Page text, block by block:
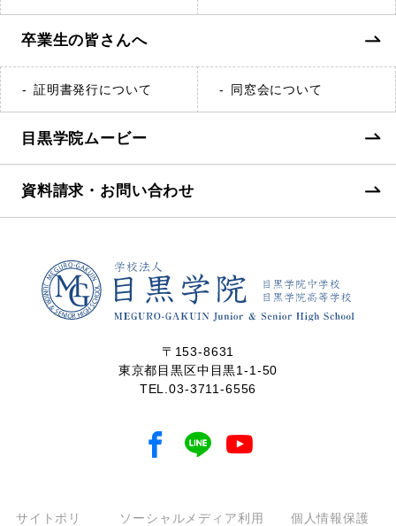
卒業生の皆さんへ
証明書発行について 同窓会について
目黒学院ムービー
資料請求・お問い合わせ
〒153-8631
東京都目黒区中目黒1-1-50
TEL.03-3711-6556
サイトポリ ソーシャルメディア利用 個人情報保護